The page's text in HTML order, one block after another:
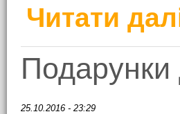
Читати
Подарунки
25.10.2016 - 23:29